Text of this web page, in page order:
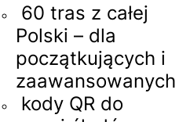
60 tras z całej
Polski – dla
początkujących i
zaawansowanych
kody QR do